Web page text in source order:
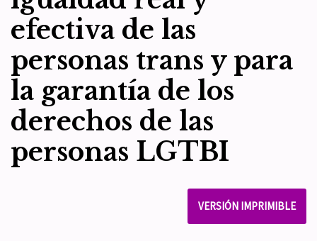
efectiva de las
personas trans y para
la garantía de los
derechos de las
personas LGTBI
VERSIÓN IMPRIMIBLE